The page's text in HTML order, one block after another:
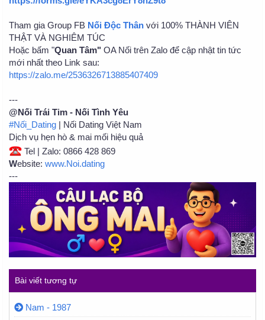
Tham gia Group FB Nối Độc Thân với 100% THÀNH VIÊN
THẬT VÀ NGHIÊM TÚC
Hoặc bấm "Quan Tâm" OA Nối trên Zalo để cập nhật tin tức
mới nhất theo Link sau:
https://zalo.me/2536326713885407409
---
@Nối Trái Tim - Nối Tình Yêu
#Nối_Dating | Nối Dating Việt Nam
Dịch vụ hẹn hò & mai mối hiệu quả
Tel | Zalo: 0866 428 869
Website: www.Noi.dating
---
Bài viết tương tự
Nam - 1987